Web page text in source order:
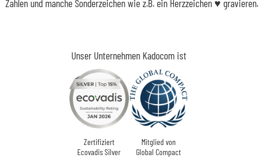
Unser Unternehmen Kadocom ist
Zertifiziert
Ecovadis Silver
Mitglied von
Global Compact
Zahlen und manche Sonderzeichen wie z.B. ein Herzzeichen ♥ gravieren.